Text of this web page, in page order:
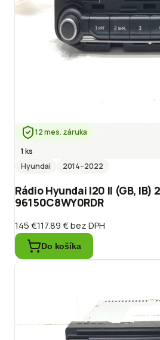
12 mes. záruka
1 ks
Hyundai
2014–2022
Rádio Hyundai I20 II (GB, IB)
96150C8WY0RDR
145 €117.89 €bez DPH
Do košíka